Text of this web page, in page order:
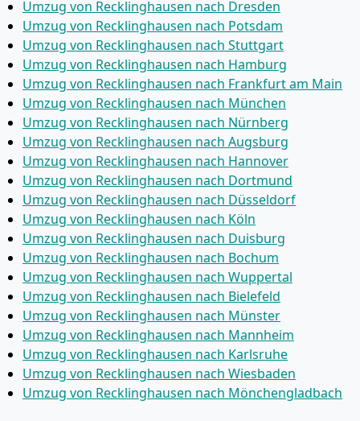
Umzug von Recklinghausen nach Dresden
Umzug von Recklinghausen nach Potsdam
Umzug von Recklinghausen nach Stuttgart
Umzug von Recklinghausen nach Hamburg
Umzug von Recklinghausen nach Frankfurt am Main
Umzug von Recklinghausen nach München
Umzug von Recklinghausen nach Nürnberg
Umzug von Recklinghausen nach Augsburg
Umzug von Recklinghausen nach Hannover
Umzug von Recklinghausen nach Dortmund
Umzug von Recklinghausen nach Düsseldorf
Umzug von Recklinghausen nach Köln
Umzug von Recklinghausen nach Duisburg
Umzug von Recklinghausen nach Bochum
Umzug von Recklinghausen nach Wuppertal
Umzug von Recklinghausen nach Bielefeld
Umzug von Recklinghausen nach Münster
Umzug von Recklinghausen nach Mannheim
Umzug von Recklinghausen nach Karlsruhe
Umzug von Recklinghausen nach Wiesbaden
Umzug von Recklinghausen nach Mönchen­gladbach